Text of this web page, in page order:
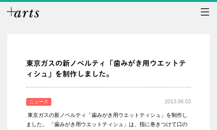
東京ガスの新ノベルティ「歯みがき用ウエットテ
ィシュ」を制作しました。
ニュース 2013.06.03
東京ガスの新ノベルティ「歯みがき用ウエットティシュ」を制作し
ました。 「歯みがき用ウエットティシュ」は、指に巻きつけて口の